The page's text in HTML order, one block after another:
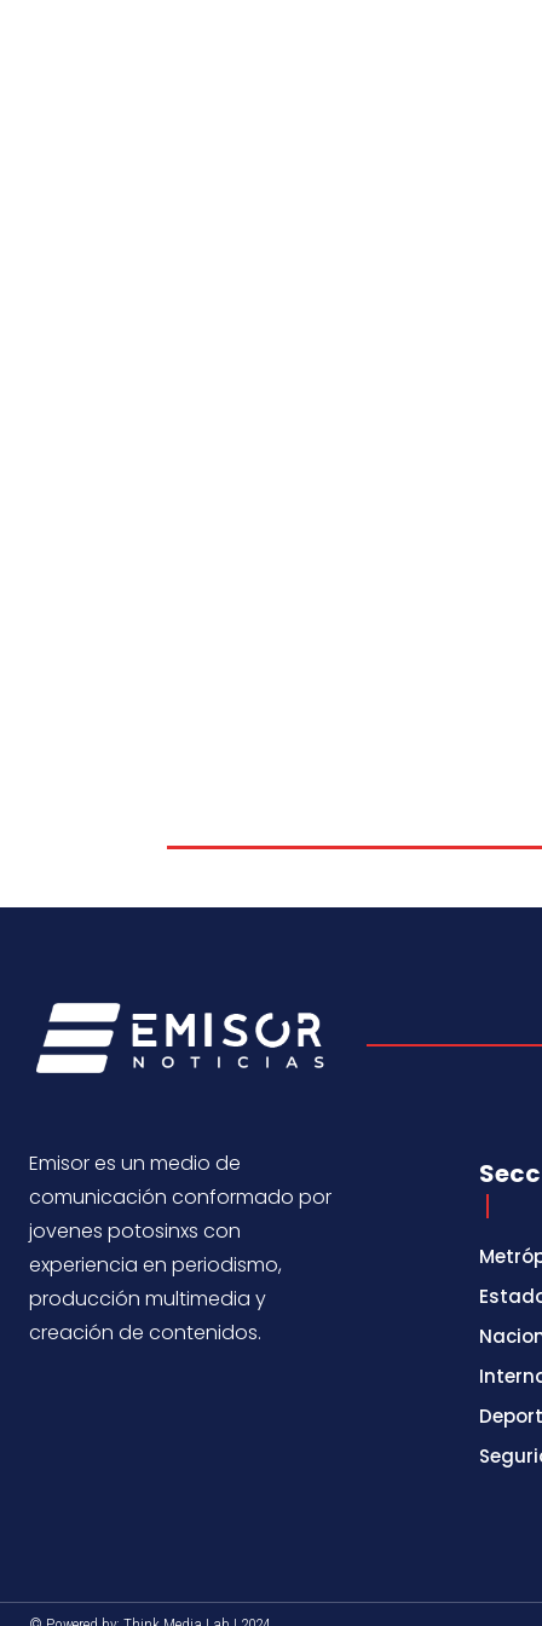
Emisor es un medio de
comunicación conformado por
jovenes potosinxs con
experiencia en periodismo,
producción multimedia y
creación de contenidos.